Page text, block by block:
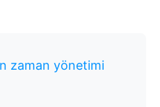
zaman yönetimi